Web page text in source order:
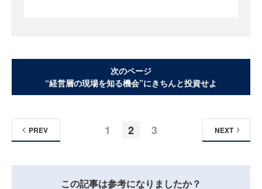
次のページ
“経営層の現場を知る機会”にきちんと投資せよ
1 2 3
PREV NEXT
この記事は参考になりましたか？